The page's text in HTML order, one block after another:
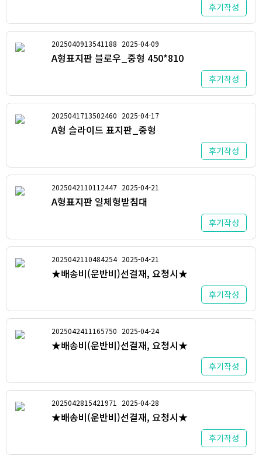
후기작성
2025040913541188 2025-04-09
A형표지판 블로우_중형 450*810
후기작성
2025041713502460 2025-04-17
A형 슬라이드 표지판_중형
후기작성
2025042110112447 2025-04-21
A형표지판 일체형받침대
후기작성
2025042110484254 2025-04-21
★배송비(운반비)선결재, 요청시★
후기작성
2025042411165750 2025-04-24
★배송비(운반비)선결재, 요청시★
후기작성
2025042815421971 2025-04-28
★배송비(운반비)선결재, 요청시★
후기작성